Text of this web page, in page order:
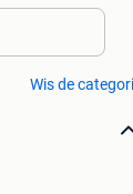
Wis de